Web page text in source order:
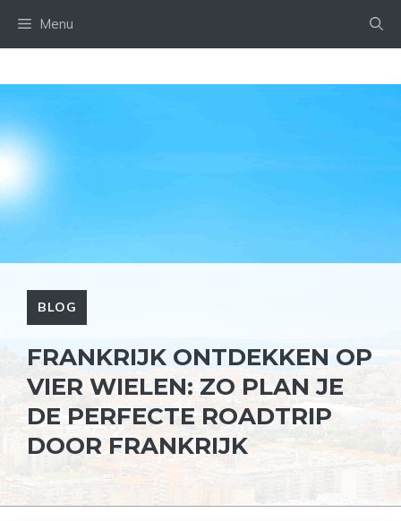
inhoud
Menu
BLOG
FRANKRIJK ONTDEKKEN OP
VIER WIELEN: ZO PLAN JE
DE PERFECTE ROADTRIP
DOOR FRANKRIJK